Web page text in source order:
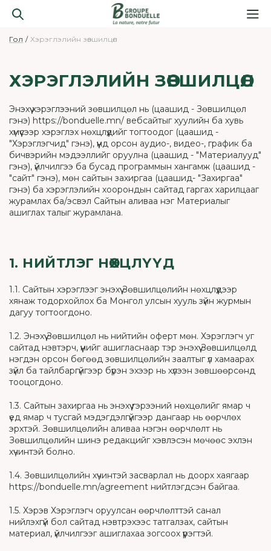
Гол Хэрэглэлийн зөвшилцөл
ХЭРЭГЛЭЛИЙН ЗӨВШИЛЦӨЛ
Энэхүү хэрэглээний зөвшилцөл нь (цаашид - Зөвшилцөл
гэнэ) https://bonduelle.mn/ вебсайтыг хуулийн ба хувь
хүмүүсээр хэрэглэх нөхцлүүдийг тогтоодог (цаашид -
"Хэрэглэгчид" гэнэ), үүнд орсон аудио-, видео-, график ба
бичвэрийн мэдээллийг оруулна (цаашид - "Материалууд"
гэнэ), үйлчилгээ ба бусад программын хангамж (цаашид -
"сайт" гэнэ), мөн сайтын захиргаа (цаашид- "Захиргаа"
гэнэ) ба хэрэглэлийн хоорондын сайтад гаргах харилцааг
журамлах ба/эсвэл Сайтын аливаа нэг Материалыг
ашиглах талыг журамлана.
1. НИЙТЛЭГ НӨХЦЛҮҮД
1.1. Сайтын хэрэглээг энэхүү Зөвшилцөлийн нөхцлүүдээр
хянаж тодорхойлох ба Монгол улсын хууль зүйн журмын
дагуу тогтоогдоно.
1.2. Энэхүү Зөвшилцөл нь нийтийн оферт мөн. Хэрэглэгч уг
сайтад нэвтэрч, үүнийг ашигласнаар тэр энэхүү Зөвшилцөлд
нэгдэн орсон бөгөөд зөвшилцөлийн заалтыг үл хамаарах
зүйл ба тайлбаргүйгээр бүрэн эхээр нь хүлээн зөвшөөрсөнд
тооцогдоно.
1.3. Сайтын захиргаа нь энэхүү гэрээний нөхцөлийг ямар ч
үед ямар ч тусгай мэдэгдэлгүйгээр дангаар нь өөрчлөх
эрхтэй. Зөвшилцөлийн аливаа нэгэн өөрчлөлт нь
Зөвшилцөлийн шинэ редакцийг хэвлэсэн мөчөөс эхлэн
хүчинтэй болно.
1.4. Зөвшилцөлийн хүчинтэй засварлал нь доорх хаягаар
https://bonduelle.mn/agreement нийтлэгдсэн байгаа.
1.5. Хэрэв Хэрэглэгч оруулсан өөрчлөлттэй санал
нийлэхгүй бол сайтад нэвтрэхээс татгалзах, сайтын
материал, үйлчилгээг ашиглахаа зогсоох үүрэгтэй.